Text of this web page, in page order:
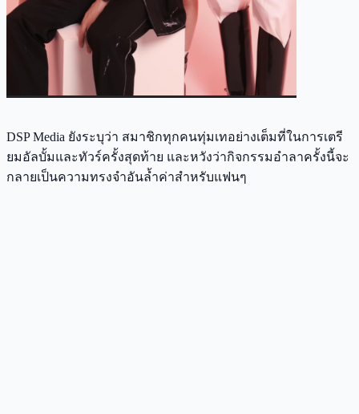
DSP Media ยังระบุว่า สมาชิกทุกคนทุ่มเทอย่างเต็มที่ในการเตรี
ยมอัลบั้มและทัวร์ครั้งสุดท้าย และหวังว่ากิจกรรมอำลาครั้งนี้จะ
กลายเป็นความทรงจำอันล้ำค่าสำหรับแฟนๆ